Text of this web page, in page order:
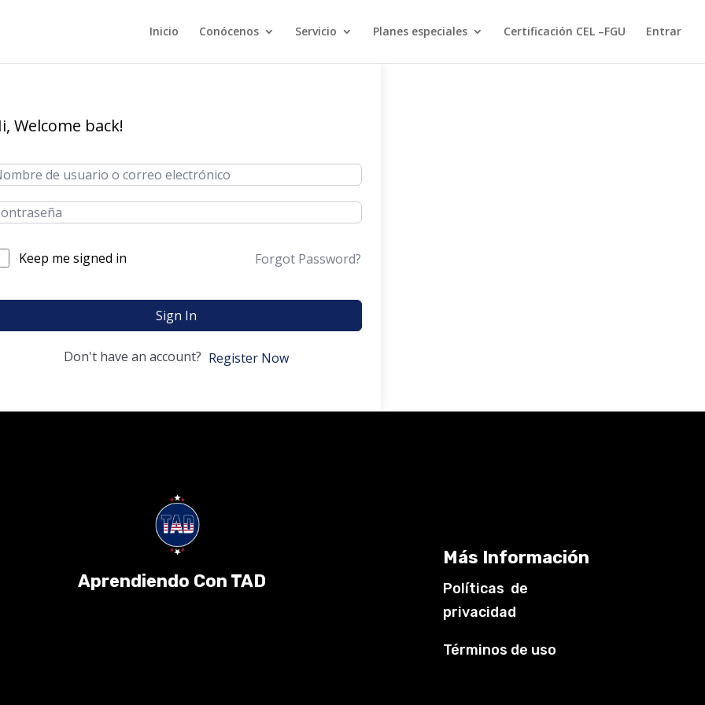
Inicio Conócenos Servicio Planes especiales Certificación CEL –FGU Entrar
Welcome back!
Keep me signed in Forgot Password?
Sign In
Don't have an account? Register Now
Aprendiendo Con TAD
Más Información
Políticas de
privacidad
Términos de uso